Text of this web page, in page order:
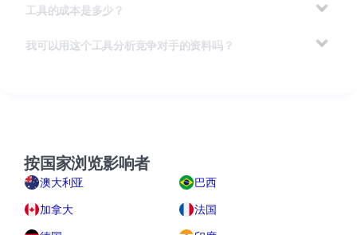
工具的成本是多少？
我可以用这个工具分析竞争对手的资料吗？
按国家浏览影响者
澳大利亚
巴西
加拿大
法国